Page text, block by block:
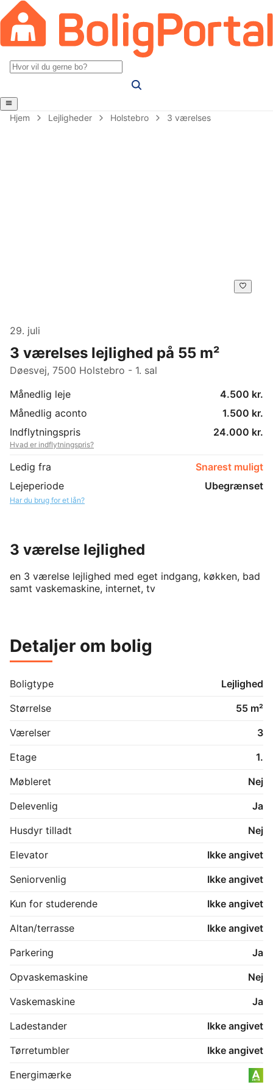
Hjem Lejligheder Holstebro 3 værelses
29. juli
3 værelses lejlighed på 55 m²
Døesvej, 7500 Holstebro - 1. sal
Månedlig leje
4.500 kr.
Månedlig aconto
1.500 kr.
Indflytningspris
24.000 kr.
Hvad er indflytningspris?
Ledig fra
Snarest muligt
Lejeperiode
Ubegrænset
Har du brug for et lån?
3 værelse lejlighed
en 3 værelse lejlighed med eget indgang, køkken, bad
samt vaskemaskine, internet, tv
Detaljer om bolig
Boligtype
Lejlighed
Størrelse
55 m²
Værelser
3
Etage
1.
Møbleret
Nej
Delevenlig
Ja
Husdyr tilladt
Nej
Elevator
Ikke angivet
Seniorvenlig
Ikke angivet
Kun for studerende
Ikke angivet
Altan/terrasse
Ikke angivet
Parkering
Ja
Opvaskemaskine
Nej
Vaskemaskine
Ja
Ladestander
Ikke angivet
Tørretumbler
Ikke angivet
Energimærke